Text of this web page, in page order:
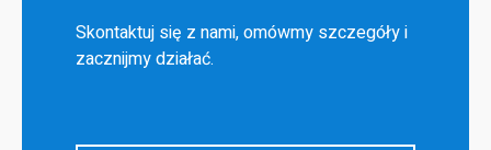
Skontaktuj się z nami, omówmy szczegóły i
zacznijmy działać.